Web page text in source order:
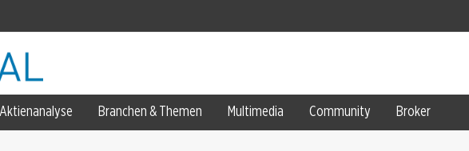
Aktienanalyse Branchen & Themen Multimedia Community Broker